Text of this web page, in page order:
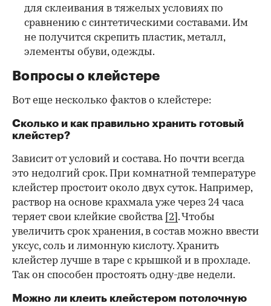
для склеивания в тяжелых условиях по
сравнению с синтетическими составами. Им
не получится скрепить пластик, металл,
элементы обуви, одежды.
Вопросы о клейстере
Вот еще несколько фактов о клейстере:
Сколько и как правильно хранить готовый
клейстер?
Зависит от условий и состава. Но почти всегда
это недолгий срок. При комнатной температуре
клейстер простоит около двух суток. Например,
раствор на основе крахмала уже через 24 часа
теряет свои клейкие свойства [2] . Чтобы
увеличить срок хранения, в состав можно ввести
уксус, соль и лимонную кислоту. Хранить
клейстер лучше в таре с крышкой и в прохладе.
Так он способен простоять одну-две недели.
Можно ли клеить клейстером потолочную